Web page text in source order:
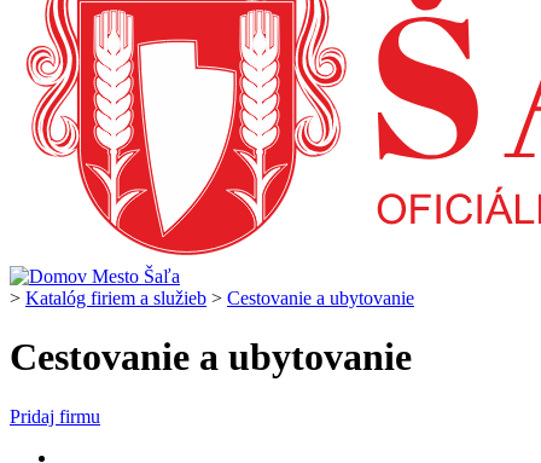
> Katalóg firiem a služieb > Cestovanie a ubytovanie
Cestovanie a ubytovanie
Pridaj firmu